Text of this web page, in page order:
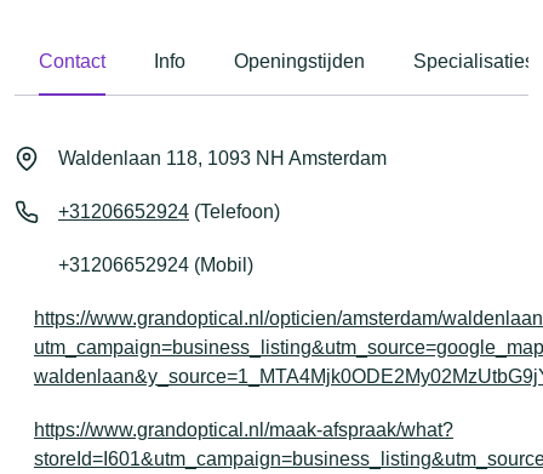
Contact Info Openingstijden Specialisaties
Waldenlaan 118, 1093 NH Amsterdam
+31206652924 (Telefoon)
+31206652924 (Mobil)
https://www.grandoptical.nl/opticien/amsterdam/
https://www.grandoptical.nl/maak-afspraak/what?